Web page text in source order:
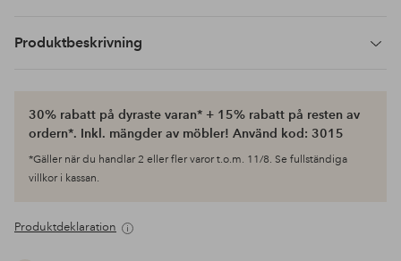
Produktbeskrivning
30% rabatt på dyraste varan* + 15% rabatt på resten av
ordern*. Inkl. mängder av möbler! Använd kod: 3015
*Gäller när du handlar 2 eller fler varor t.o.m. 11/8. Se fullständiga
villkor i kassan.
Produktdeklaration